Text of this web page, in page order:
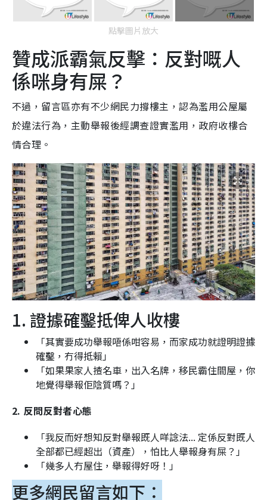
點擊圖片放大
贊成派霸氣反擊：反對嘅人
係咪身有屎？
不過，留言區亦有不少網民力撐樓主，認為濫用公屋屬
於違法行為，主動舉報後經調查證實濫用，政府收樓合
情合理。
1. 證據確鑿抵俾人收樓
「其實要成功舉報唔係咁容易，而家成功就證明證據
確鑿，冇得抵賴」
「如果果家人揸名車，出入名牌，移民霸住間屋，你
地覺得舉報佢陰質嗎？」
2. 反問反對者心態
「我反而好想知反對舉報既人咩諗法... 定係反對既人
全部都已經超出（資產），怕比人舉報身有屎？」
「幾多人冇屋住，舉報得好呀！」
更多網民留言如下：